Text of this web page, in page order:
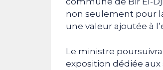
non seulement pour
une valeur ajoutée à
Le ministre poursuivra
exposition dédiée